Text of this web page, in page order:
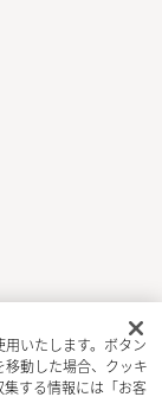
いたします。ボタン
動した場合、クッキ
する情報には「お客